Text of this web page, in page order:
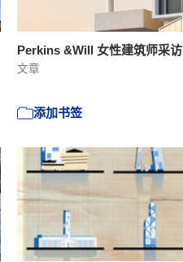
Perkins &Will 女性建筑师采访
文章
添加书签